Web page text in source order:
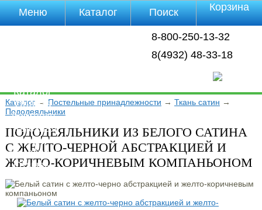
8-800-250-13-32
8(4932) 48-33-18
Каталог→ Постельные принадлежности → Ткань сатин →
Пододеяльники
ПОДОДЕЯЛЬНИКИ ИЗ БЕЛОГО САТИНА
С ЖЕЛТО-ЧЕРНОЙ АБСТРАКЦИЕЙ И
ЖЕЛТО-КОРИЧНЕВЫМ КОМПАНЬОНОМ
Меню
Каталог
Оплата
Доставка
Полезная
инфа
Магазины
Отзывы
Каталог Поиск Корзина